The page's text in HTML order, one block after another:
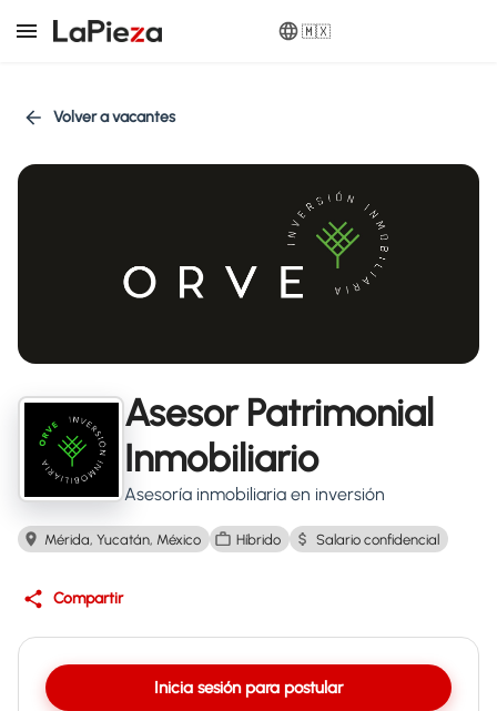
🇲🇽
Volver a vacantes
Asesor Patrimonial
Inmobiliario
Asesoría inmobiliaria en inversión
Mérida, Yucatán, México Híbrido Salario confidencial
Compartir
Inicia sesión para postular